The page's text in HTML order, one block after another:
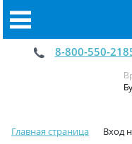
8-800-550-
Главная страница Вход